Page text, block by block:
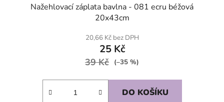
Nažehlovací záplata bavlna - 081 ecru béžová
20x43cm
20,66 Kč bez DPH
25 Kč
39 Kč (–35 %)
DO KOŠÍKU